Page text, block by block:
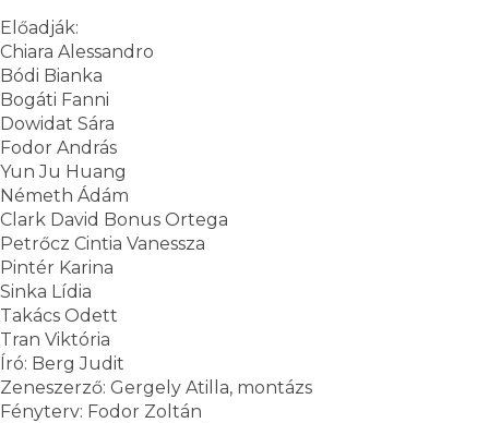
Előadják:
Chiara Alessandro
Bódi Bianka
Bogáti Fanni
Dowidat Sára
Fodor András
Yun Ju Huang
Németh Ádám
Clark David Bonus Ortega
Petrőcz Cintia Vanessza
Pintér Karina
Sinka Lídia
Takács Odett
Tran Viktória
Író: Berg Judit
Zeneszerző: Gergely Atilla, montázs
Fényterv: Fodor Zoltán